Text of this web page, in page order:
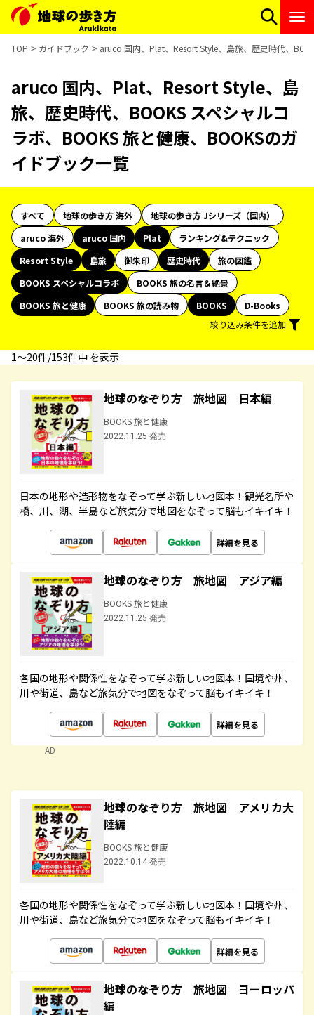
TOP ガイドブック aruco 国内、Plat、Resort Style、島旅、歴史時代、
aruco 国内、Plat、Resort Style、島
旅、歴史時代、BOOKS スペシャルコ
ラボ、BOOKS 旅と健康、BOOKSのガ
イドブック一覧
すべて 地球の歩き方 海外
地球の歩き方 Jシリーズ（国内）
aruco 海外
aruco 国内 Plat
ランキング&テクニック
Resort Style
島旅 御朱印 歴史時代
旅の図鑑
BOOKS スペシャルコラボ
BOOKS 旅の名言＆絶景
BOOKS 旅と健康
BOOKS 旅の読み物 BOOKS
D-Books
絞り込み条件を追加
1〜20件/153件中 を表示
地球のなぞり方 旅地図 日本編
BOOKS 旅と健康
2022.11.25 発売
日本の地形や造形物をなぞって学ぶ新しい地図本！観光名所や
橋、川、湖、半島など旅気分で地図をなぞって脳もイキイキ！
詳細を見る
地球のなぞり方 旅地図 アジア編
BOOKS 旅と健康
2022.11.25 発売
各国の地形や関係性をなぞって学ぶ新しい地図本！国境や州、
川や街道、島など旅気分で地図をなぞって脳もイキイキ！
詳細を見る
AD
地球のなぞり方 旅地図 アメリカ大
陸編
BOOKS 旅と健康
2022.10.14 発売
各国の地形や関係性をなぞって学ぶ新しい地図本！国境や州、
川や街道、島など旅気分で地図をなぞって脳もイキイキ！
詳細を見る
地球のなぞり方 旅地図 ヨーロッパ
編